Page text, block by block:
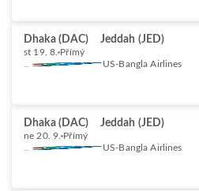
Dhaka (DAC) Jeddah (JED)
st 19. 8. Přímý
US-Bangla Airlines
Dhaka (DAC) Jeddah (JED)
ne 20. 9. Přímý
US-Bangla Airlines